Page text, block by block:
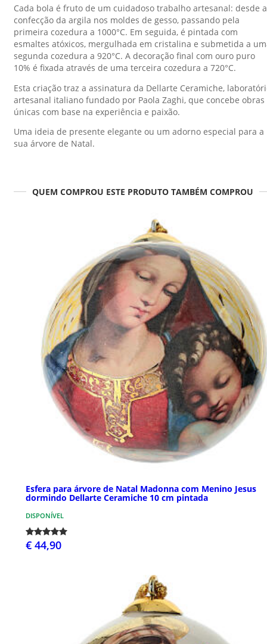
Cada bola é fruto de um cuidadoso trabalho artesanal: desde a
confecção da argila nos moldes de gesso, passando pela
primeira cozedura a 1000°C. Em seguida, é pintada com
esmaltes atóxicos, mergulhada em cristalina e submetida a
segunda cozedura a 920°C. A decoração final com ouro puro
10% é fixada através de uma terceira cozedura a 720°C.
Esta criação traz a assinatura da Dellarte Ceramiche,
artesanal italiano fundado por Paola Zaghi, que concebe obras
únicas com base na experiência e paixão.
Uma ideia de presente elegante ou um adorno especial para a
sua árvore de Natal.
QUEM COMPROU ESTE PRODUTO TAMBÉM COMPROU
Esfera para árvore de Natal Madonna com Menino Jesus
dormindo Dellarte Ceramiche 10 cm pintada
DISPONÍVEL
€ 44,90